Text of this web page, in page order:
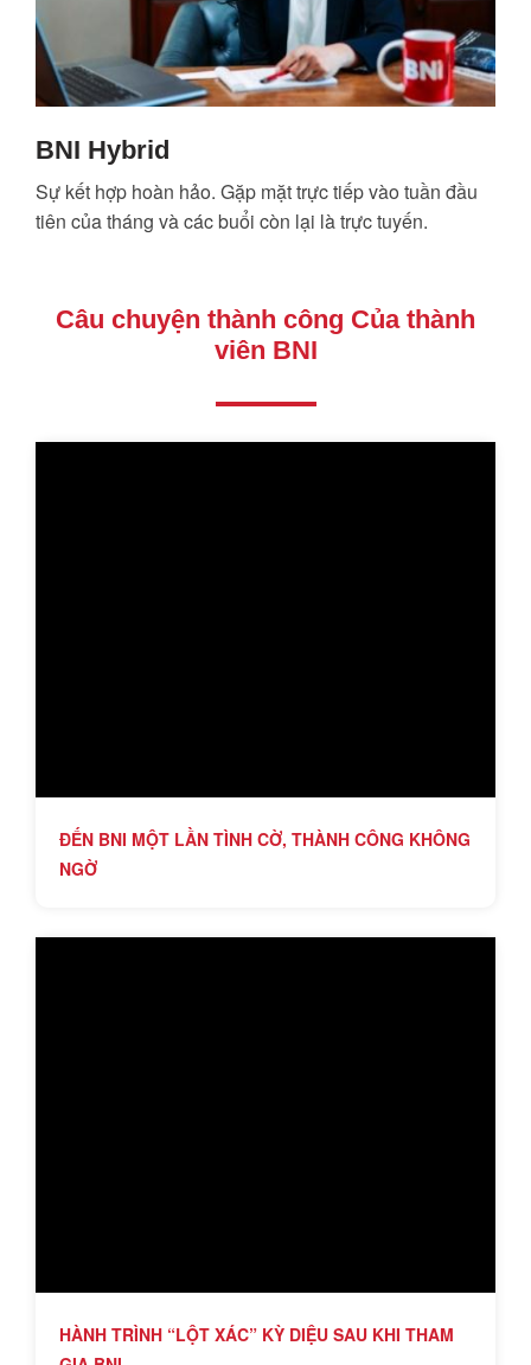
BNI Hybrid
Sự kết hợp hoàn hảo. Gặp mặt trực tiếp vào tuần đầu
tiên của tháng và các buổi còn lại là trực tuyến.
Câu chuyện thành công Của thành
viên BNI
ĐẾN BNI MỘT LẦN TÌNH CỜ, THÀNH CÔNG KHÔNG
NGỜ
HÀNH TRÌNH “LỘT XÁC” KỲ DIỆU SAU KHI THAM